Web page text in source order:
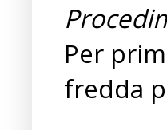
Per
fredda